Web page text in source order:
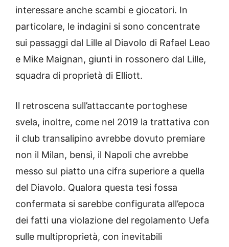
interessare anche scambi e giocatori. In
particolare, le indagini si sono concentrate
sui passaggi dal Lille al Diavolo di Rafael Leao
e Mike Maignan, giunti in rossonero dal Lille,
squadra di proprietà di Elliott.
Il retroscena sull’attaccante portoghese
svela, inoltre, come nel 2019 la trattativa con
il club transalipino avrebbe dovuto premiare
non il Milan, bensì, il Napoli che avrebbe
messo sul piatto una cifra superiore a quella
del Diavolo. Qualora questa tesi fossa
confermata si sarebbe configurata all’epoca
dei fatti una violazione del regolamento Uefa
sulle multiproprietà, con inevitabili